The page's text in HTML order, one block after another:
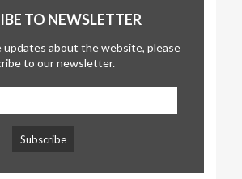
TO NEWSLETTER
about the website, please
to our newsletter.